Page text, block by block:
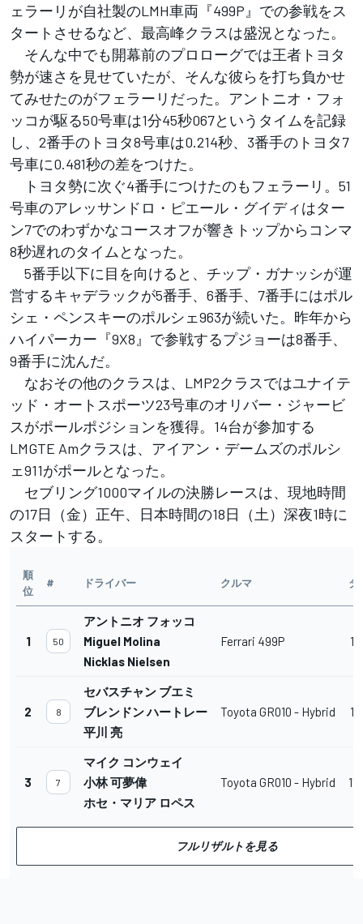
ェラーリが自社製のLMH車両『499P』での参戦をス
タートさせるなど、最高峰クラスは盛況となった。
そんな中でも開幕前のプロローグでは王者トヨタ
勢が速さを見せていたが、そんな彼らを打ち負かせ
てみせたのがフェラーリだった。アントニオ・フォ
ッコが駆る50号車は1分45秒067というタイムを記録
し、2番手のトヨタ8号車は0.214秒、3番手のトヨタ7
号車に0.481秒の差をつけた。
トヨタ勢に次ぐ4番手につけたのもフェラーリ。51
号車のアレッサンドロ・ピエール・グイディはター
ン7でのわずかなコースオフが響きトップからコンマ
8秒遅れのタイムとなった。
5番手以下に目を向けると、チップ・ガナッシが運
営するキャデラックが5番手、6番手、7番手にはポル
シェ・ペンスキーのポルシェ963が続いた。昨年から
ハイパーカー『9X8』で参戦するプジョーは8番手、
9番手に沈んだ。
なおその他のクラスは、LMP2クラスではユナイテ
ッド・オートスポーツ23号車のオリバー・ジャービ
スがポールポジションを獲得。14台が参加する
LMGTE Amクラスは、アイアン・デームズのポルシ
ェ911がポールとなった。
セブリング1000マイルの決勝レースは、現地時間
の17日（金）正午、日本時間の18日（土）深夜1時に
スタートする。
順
位
# ドライバー クルマ タ
1 50
アントニオ フォッコ
Miguel Molina
Nicklas Nielsen
Ferrari 499P
2 8
セバスチャン ブエミ
ブレンドン ハートレー
平川 亮
Toyota GR010 - Hybrid
3 7
マイク コンウェイ
小林 可夢偉
ホセ・マリア ロペス
Toyota GR010 - Hybrid
フルリザルトを見る